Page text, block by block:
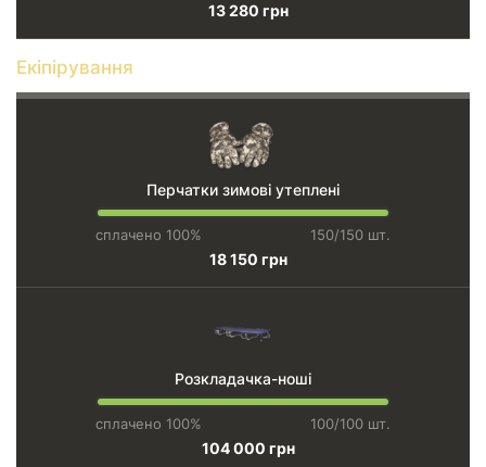
13 280 грн
Екіпірування
Перчатки зимові утеплені
сплачено 100% 150/150 шт.
18 150 грн
Розкладачка-ноші
сплачено 100% 100/100 шт.
104 000 грн